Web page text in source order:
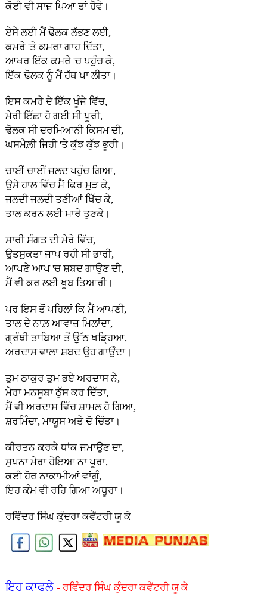
ਕੋਈ ਵੀ ਸਾਜ਼ ਪਿਆ ਤਾਂ ਹੋਵੇ।
ਏਸੇ ਲਈ ਮੈਂ ਢੋਲਕ ਲੱਭਣ ਲਈ,
ਕਮਰੇ 'ਤੇ ਕਮਰਾ ਗਾਹ ਦਿੱਤਾ,
ਆਖਰ ਇੱਕ ਕਮਰੇ 'ਚ ਪਹੁੰਚ ਕੇ,
ਇੱਕ ਢੋਲਕ ਨੂੰ ਮੈਂ ਹੱਥ ਪਾ ਲੀਤਾ।
ਇਸ ਕਮਰੇ ਦੇ ਇੱਕ ਖੂੰਜੇ ਵਿੱਚ,
ਮੇਰੀ ਇੱਛਾ ਹੋ ਗਈ ਸੀ ਪੂਰੀ,
ਢੋਲਕ ਸੀ ਦਰਮਿਆਨੀ ਕਿਸਮ ਦੀ,
ਘਸਮੈਲ਼ੀ ਜਿਹੀ 'ਤੇ ਕੁੱਝ ਕੁੱਝ ਭੂਰੀ।
ਚਾਈਂ ਚਾਈਂ ਜਲਦ ਪਹੁੰਚ ਗਿਆ,
ਉਸੇ ਹਾਲ ਵਿੱਚ ਮੈਂ ਫਿਰ ਮੁੜ ਕੇ,
ਜਲਦੀ ਜਲਦੀ ਤਣੀਆਂ ਖਿੱਚ ਕੇ,
ਤਾਲ ਕਰਨ ਲਈ ਮਾਰੇ ਤੁਣਕੇ।
ਸਾਰੀ ਸੰਗਤ ਦੀ ਮੇਰੇ ਵਿੱਚ,
ਉਤਸੁਕਤਾ ਜਾਪ ਰਹੀ ਸੀ ਭਾਰੀ,
ਆਪਣੇ ਆਪ 'ਚ ਸ਼ਬਦ ਗਾਉਣ ਦੀ,
ਮੈਂ ਵੀ ਕਰ ਲਈ ਖੂਬ ਤਿਆਰੀ।
ਪਰ ਇਸ ਤੋਂ ਪਹਿਲਾਂ ਕਿ ਮੈਂ ਆਪਣੀ,
ਤਾਲ ਦੇ ਨਾਲ਼ ਆਵਾਜ਼ ਮਿਲਾਂਦਾ,
ਗ੍ਰੰਥੀ ਤਾਬਿਆ ਤੋਂ ਉੱਠ ਖੜ੍ਹਿਆ,
ਅਰਦਾਸ ਵਾਲਾ ਸ਼ਬਦ ਉਹ ਗਾਉੰਦਾ।
ਤੁਮ ਠਾਕੁਰ ਤੁਮ ਭਏ ਅਰਦਾਸ ਨੇ,
ਮੇਰਾ ਮਨਸੂਬਾ ਠੁੱਸ ਕਰ ਦਿੱਤਾ,
ਮੈਂ ਵੀ ਅਰਦਾਸ ਵਿੱਚ ਸ਼ਾਮਲ ਹੋ ਗਿਆ,
ਸ਼ਰਮਿੰਦਾ, ਮਾਯੂਸ ਅਤੇ ਦੋ ਚਿੱਤਾ।
ਕੀਰਤਨ ਕਰਕੇ ਧਾਂਕ ਜਮਾਉਣ ਦਾ,
ਸੁਪਨਾ ਮੇਰਾ ਹੋਇਆ ਨਾ ਪੂਰਾ,
ਕਈ ਹੋਰ ਨਾਕਾਮੀਆਂ ਵਾਂਗੂੰ,
ਇਹ ਕੰਮ ਵੀ ਰਹਿ ਗਿਆ ਅਧੂਰਾ।
ਰਵਿੰਦਰ ਸਿੰਘ ਕੁੰਦਰਾ ਕਵੈਂਟਰੀ ਯੂ ਕੇ
ਇਹ ਕਾਫਲੇ - ਰਵਿੰਦਰ ਸਿੰਘ ਕੁੰਦਰਾ ਕਵੈਂਟਰੀ ਯੂ ਕੇ